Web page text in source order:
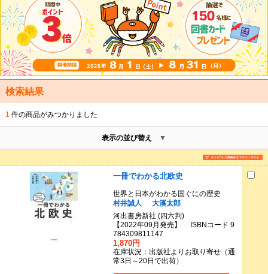
検索結果
1 件の商品がみつかりました
表示の並び替え
一冊でわかる北欧史
世界と日本がわかる国ぐにの歴史
村井誠人
大溪太郎
河出書房新社 (四六判)
【2022年09月発売】 ISBNコード 9
784309811147
1,870円
在庫状況：出版社よりお取り寄せ（通
常3日～20日で出荷）